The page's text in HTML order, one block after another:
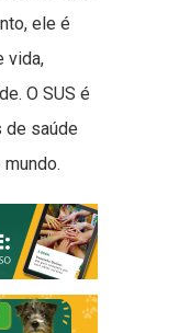
ele é
vida,
O SUS é
saúde